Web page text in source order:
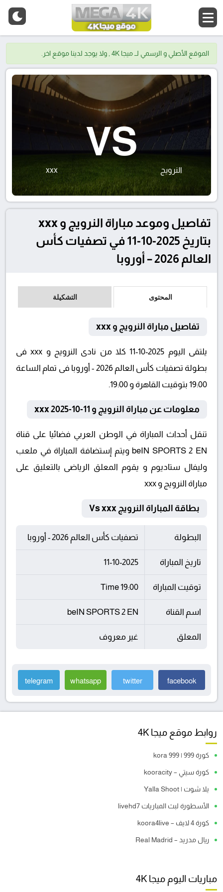
الموقع الأصلي و الرسمي لــ ميجا 4K , ولا يوجد لدينا موقع اخر.
النرويج
VS
xxx
تفاصيل وموعد مباراة النرويج و xxx
بتاريخ 2025-10-11 في تصفيات كأس
العالم 2026 – أوروبا
المحتوى التشكيلة
تفاصيل مباراة النرويج و xxx
يلتقى اليوم 2025-10-11 كلا من نادى النرويج و xxx فى
بطولة تصفيات كأس العالم 2026 - أوروبا فى تمام الساعة
19:00 بتوقيت القاهرة و 19:00.
معلومات عن مباراة النرويج و xxx 2025-10-11
تنقل أحداث المباراة في الوطن العربي فضائيا على قناة
beIN SPORTS 2 EN ويتم إستضافة المباراة في ملعب
وليفال ستاديوم و يقوم المعلق الرياضى بالتعليق على
مباراة النرويج و xxx
بطاقة المباراة النرويج Vs xxx
البطولة تصفيات كأس العالم 2026 - أوروبا
تاريخ المباراة 11-10-2025
توقيت المباراة 19:00 Time
اسم القناة beIN SPORTS 2 EN
المعلق غير معروف
facebook
twitter
whatsapp
telegram
روابط موقع ميجا 4K
كورة 999 | kora 999
كورة سيتي – kooracity
يلا شوت | Yalla Shoot
الأسطورة لبث المباريات livehd7
كورة 4 لايف – koora4live
ريال مدريد – Real Madrid
مباريات اليوم ميجا 4K